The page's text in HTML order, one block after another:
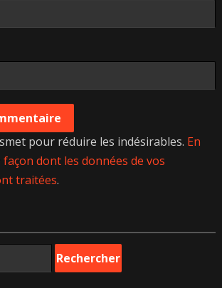
pour réduire les indésirables. En
dont les données de vos
traitées.